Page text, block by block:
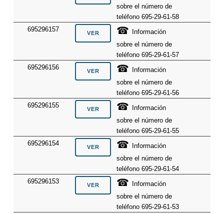
sobre el número de
teléfono 695-29-61-58
695296157
☎ Información
sobre el número de
teléfono 695-29-61-57
695296156
☎ Información
sobre el número de
teléfono 695-29-61-56
695296155
☎ Información
sobre el número de
teléfono 695-29-61-55
695296154
☎ Información
sobre el número de
teléfono 695-29-61-54
695296153
☎ Información
sobre el número de
teléfono 695-29-61-53